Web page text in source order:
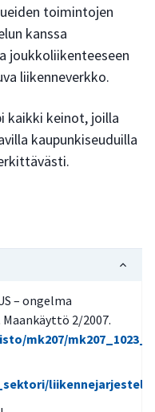
toimintojen
kanssa
joukkoliikenteeseen
liikenneverkko.
kaikki keinot, joilla
kaupunkiseuduilla
– ongelma
2/2007.
mk207/